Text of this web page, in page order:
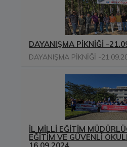
DAYANIŞMA PİKNİĞİ -
DAYANIŞMA PİKNİĞİ -
İL MİLLİ EĞİTİM
EĞİTİM VE GÜVENLİ